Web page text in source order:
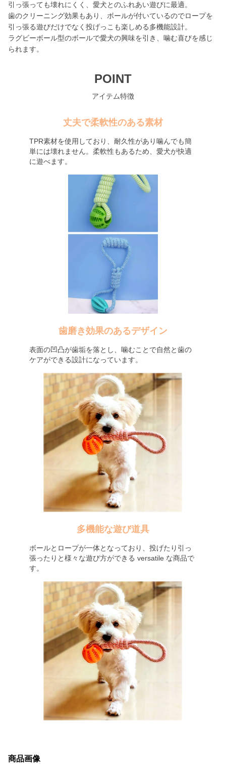
引っ張っても壊れにくく、愛犬とのふれあい遊びに最適。
歯のクリーニング効果もあり、ボールが付いているのでロープを
引っ張る遊びだけでなく投げっこも楽しめる多機能設計。
ラグビーボール型のボールで愛犬の興味を引き、噛む喜びを感じ
られます。
POINT
アイテム特徴
丈夫で柔軟性のある素材
TPR素材を使用しており、耐久性があり噛んでも簡
単には壊れません。柔軟性もあるため、愛犬が快適
に遊べます。
歯磨き効果のあるデザイン
表面の凹凸が歯垢を落とし、噛むことで自然と歯の
ケアができる設計になっています。
多機能な遊び道具
ボールとロープが一体となっており、投げたり引っ
張ったりと様々な遊び方ができる versatile な商品で
す。
商品画像